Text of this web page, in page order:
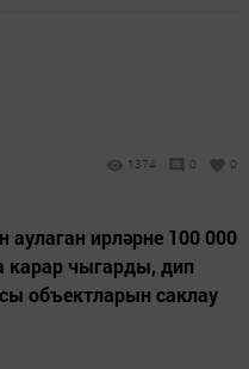
1374 0 0
ирләрне 100 000
карар чыгарды, дип
объектларын саклау